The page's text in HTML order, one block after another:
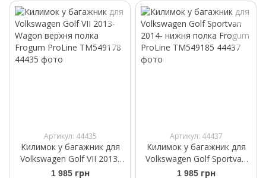
Артикул: 44435
Килимок у багажник для
Volkswagen Golf VII 2013-
Wagon верхня полка
1 985 грн
Артикул: 44437
Килимок у багажник для
Volkswagen Golf Sportvan
2014- нижня полка Frogum
1 985 грн